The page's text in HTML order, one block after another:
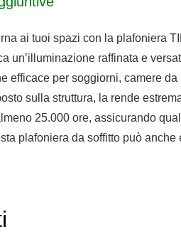
ai tuoi spazi con la plafoniera
un’illuminazione raffinata e
efficace per soggiorni, camere
sulla struttura, la rende
25.000 ore, assicurando
plafoniera da soffitto può